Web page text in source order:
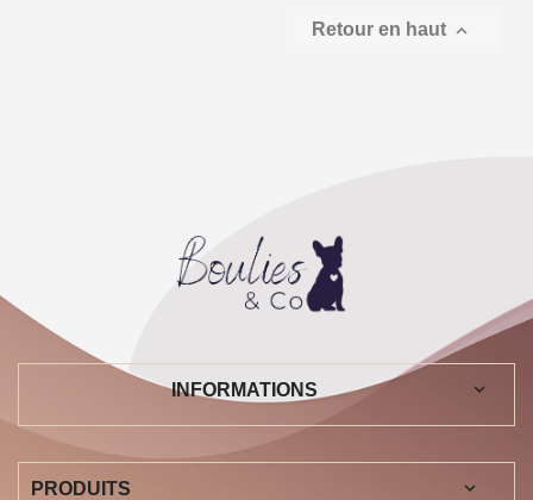
Retour en haut 
INFORMATIONS keyboard_arrow_down
PRODUITS 